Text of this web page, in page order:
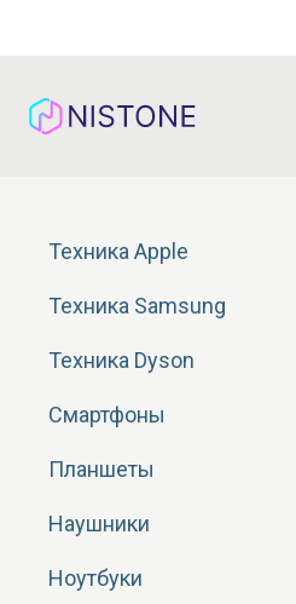
Техника Apple
Техника Samsung
Техника Dyson
Смартфоны
Планшеты
Наушники
Ноутбуки